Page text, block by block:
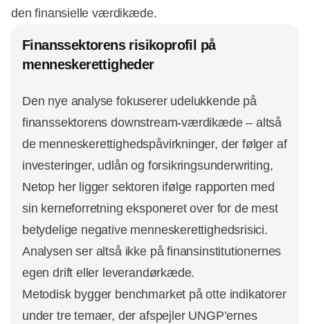
den finansielle værdikæde.
Finanssektorens risikoprofil på
menneskerettigheder
Den nye analyse fokuserer udelukkende på
finanssektorens downstream‑værdikæde – altså
de menneskerettighedspåvirkninger, der følger af
investeringer, udlån og forsikringsunderwriting,
Netop her ligger sektoren ifølge rapporten med
sin kerneforretning eksponeret over for de mest
betydelige negative menneskerettighedsrisici.
Analysen ser altså ikke på finansinstitutionernes
egen drift eller leverandørkæde.
Metodisk bygger benchmarket på otte indikatorer
under tre temaer, der afspejler UNGP’ernes